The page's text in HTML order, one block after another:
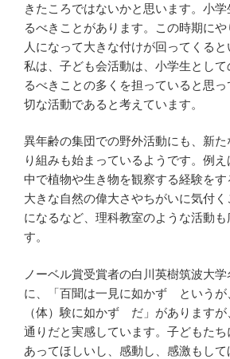
きたころではないかと思います。小
るべきことがあります。この時期に
人になって大きな付けが回ってくると
私は、子ども会活動は、小学生とし
るべきことの多くを担っていると思
切な活動であると考えています。
異年齢の集団での野外活動にも、新
り組みも始まっているようです。例
中で植物や生き物を観察する経験をす
大きな自然の偉大さやちがいに気付く
になるなど、理科教室のような活動も
す。
ノーベル賞受賞者の白川英樹筑波大
に、「百聞は一見に如かず というが
（体）験に如かず だ」があります
通りだと実感しています。子どもた
あってほしいし、感動し、感激もし